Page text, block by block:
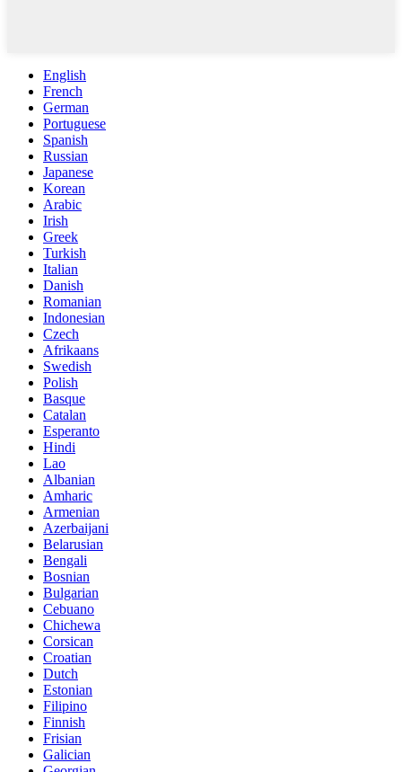
English
French
German
Portuguese
Spanish
Russian
Japanese
Korean
Arabic
Irish
Greek
Turkish
Italian
Danish
Romanian
Indonesian
Czech
Afrikaans
Swedish
Polish
Basque
Catalan
Esperanto
Hindi
Lao
Albanian
Amharic
Armenian
Azerbaijani
Belarusian
Bengali
Bosnian
Bulgarian
Cebuano
Chichewa
Corsican
Croatian
Dutch
Estonian
Filipino
Finnish
Frisian
Galician